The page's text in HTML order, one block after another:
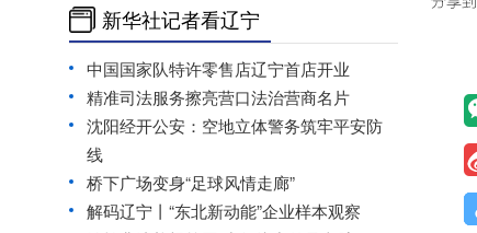
新华社记者看辽宁
中国国家队特许零售店辽宁首店开业
精准司法服务擦亮营口法治营商名片
沈阳经开公安：空地立体警务筑牢平安防
线
桥下广场变身“足球风情走廊”
解码辽宁丨“东北新动能”企业样本观察